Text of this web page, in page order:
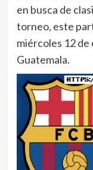
en busca de
torneo, este
miércoles 12 de
Guatemala.